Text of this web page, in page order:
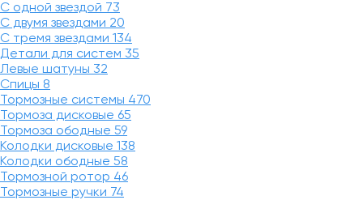
С одной звездой 73
С двумя звездами 20
С тремя звездами 134
Детали для систем 35
Левые шатуны 32
Спицы 8
Тормозные системы 470
Тормоза дисковые 65
Тормоза ободные 59
Колодки дисковые 138
Колодки ободные 58
Тормозной ротор 46
Тормозные ручки 74